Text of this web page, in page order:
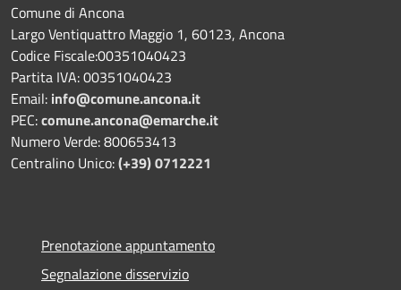
Comune di Ancona
Largo Ventiquattro Maggio 1, 60123, Ancona
Codice Fiscale:00351040423
Partita IVA: 00351040423
Email: info@comune.ancona.it
PEC:comune.ancona@emarche.it
Numero Verde: 800653413
Centralino Unico:(+39) 0712221
Prenotazione appuntamento
Segnalazione disservizio